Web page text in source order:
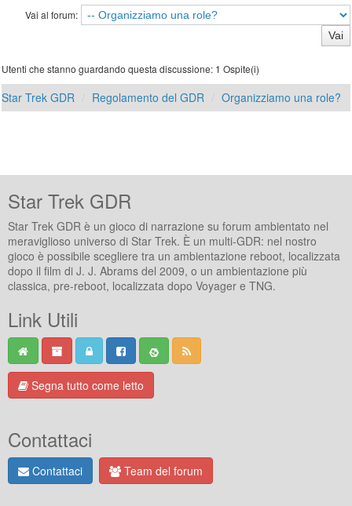
Vai al forum:
Utenti che stanno guardando questa discussione: 1 Ospite(i)
Star Trek GDR Regolamento del GDR Organizziamo una role?
Star Trek GDR
Star Trek GDR è un gioco di narrazione su forum ambientato nel
meraviglioso universo di Star Trek. È un multi-GDR: nel nostro
gioco è possibile scegliere tra un ambientazione reboot, localizzata
dopo il film di J. J. Abrams del 2009, o un ambientazione più
classica, pre-reboot, localizzata dopo Voyager e TNG.
Link Utili
Segna tutto come letto
Contattaci
Contattaci Team del forum